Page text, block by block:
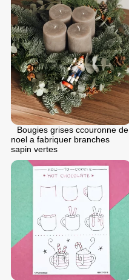
Bougies grises ccouronne de
noel a fabriquer branches
sapin vertes